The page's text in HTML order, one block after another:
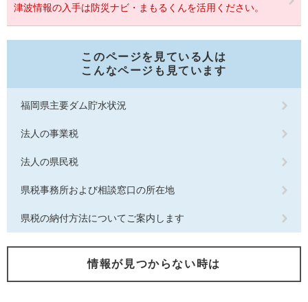
津波情報の入手は防災ナビ・まもるくんを活用ください。
このページを見ている人は
こんなページも見ています
福岡県主要ダム貯水状況
法人の事業税
法人の県民税
県税事務所および相談窓口の所在地
県税の納付方法についてご案内します
情報が見つからない時は